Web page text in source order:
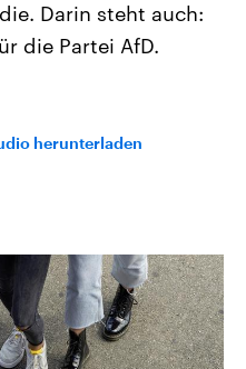
Darin steht auch:
die Partei AfD.
herunterladen